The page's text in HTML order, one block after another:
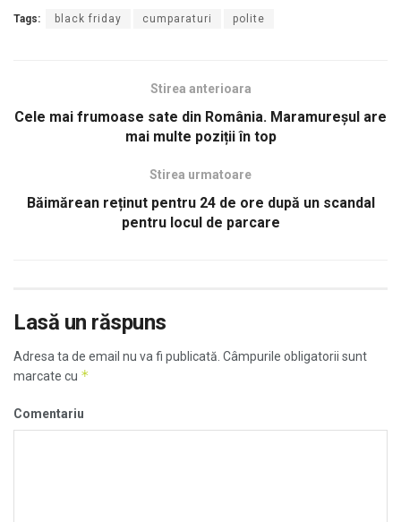
Tags: black friday cumparaturi polite
Stirea anterioara
Cele mai frumoase sate din România. Maramureșul are
mai multe poziții în top
Stirea urmatoare
Băimărean reținut pentru 24 de ore după un scandal
pentru locul de parcare
Lasă un răspuns
Adresa ta de email nu va fi publicată. Câmpurile obligatorii sunt
marcate cu *
Comentariu